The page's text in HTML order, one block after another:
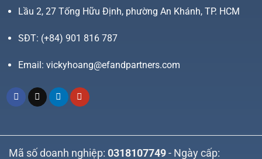
Lầu 2, 27 Tống Hữu Định, phường An Khánh, TP. HCM
SĐT: (+84) 901 816 787
Email: vickyhoang@efandpartners.com
Mã số doanh nghiệp: 0318107749 - Ngày cấp: